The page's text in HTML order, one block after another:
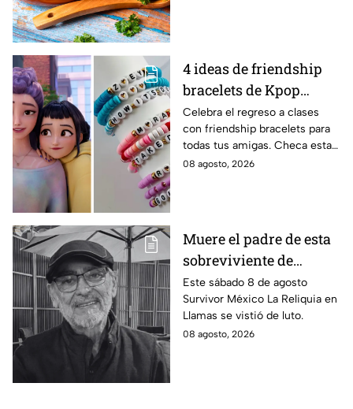
4 ideas de friendship
bracelets de Kpop
Demon Hunters para
intercambiar con tus
mejores amigas este
regreso a clases
Celebra el regreso a clases
con friendship bracelets para
todas tus amigas. Checa estas
4 ideas inspiradas en Kpop
08 agosto, 2026
Muere el padre de esta
sobreviviente de
Survivor México La
Reliquia en Llamas
Este sábado 8 de agosto
Survivor México La Reliquia en
Llamas se vistió de luto.
08 agosto, 2026